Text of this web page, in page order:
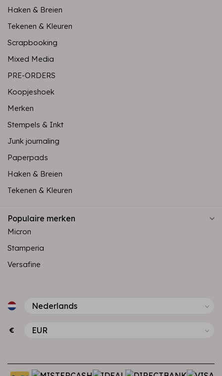
Haken & Breien
Tekenen & Kleuren
Scrapbooking
Mixed Media
PRE-ORDERS
Koopjeshoek
Merken
Stempels & Inkt
Junk journaling
Paperpads
Haken & Breien
Tekenen & Kleuren
Populaire merken
Micron
Stamperia
Versafine
€